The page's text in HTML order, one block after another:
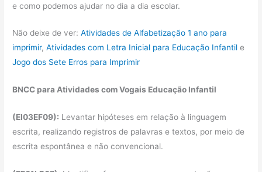
e como podemos ajudar no dia a dia escolar.
Não deixe de ver:Atividades de Alfabetização 1 ano para
imprimir,Atividades com Letra Inicial para Educação Infantil e
Jogo dos Sete Erros para Imprimir
BNCC para Atividades com Vogais Educação Infantil
(EI03EF09): Levantar hipóteses em relação à linguagem
escrita, realizando registros de palavras e textos, por meio de
escrita espontânea e não convencional.